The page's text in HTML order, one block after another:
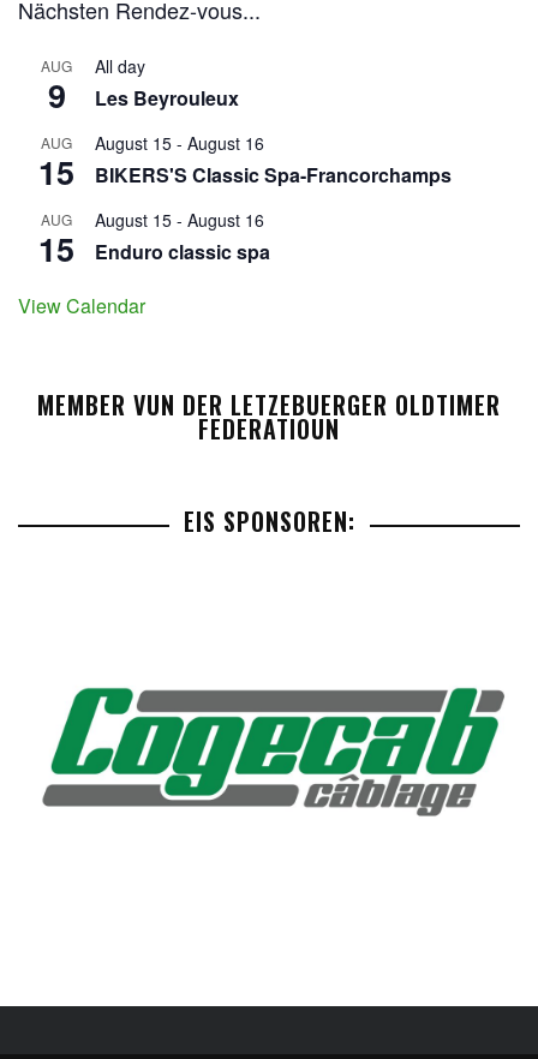
Nächsten Rendez-vous...
AUG
9
All day
Les Beyrouleux
AUG
15
August 15 - August 16
BIKERS'S Classic Spa-Francorchamps
AUG
15
August 15 - August 16
Enduro classic spa
View Calendar
MEMBER VUN DER LETZEBUERGER OLDTIMER
FEDERATIOUN
EIS SPONSOREN: